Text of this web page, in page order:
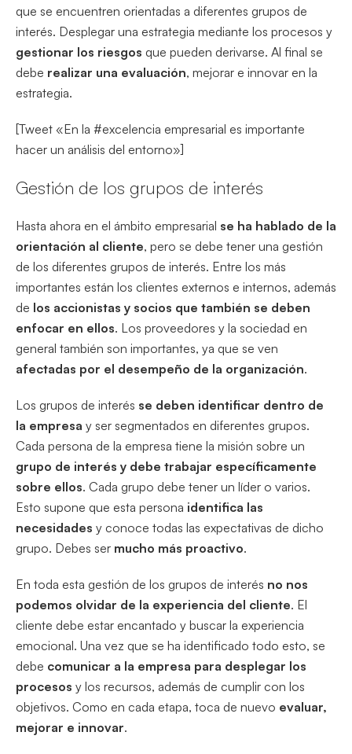
que se encuentren orientadas a diferentes grupos de
interés. Desplegar una estrategia mediante los procesos y
gestionar los riesgos que pueden derivarse. Al final se
debe realizar una evaluación, mejorar e innovar en la
estrategia.
[Tweet «En la #excelencia empresarial es importante
hacer un análisis del entorno»]
Gestión de los grupos de interés
Hasta ahora en el ámbito empresarial se ha hablado de la
orientación al cliente, pero se debe tener una gestión
de los diferentes grupos de interés. Entre los más
importantes están los clientes externos e internos, además
de los accionistas y socios que también se deben
enfocar en ellos. Los proveedores y la sociedad en
general también son importantes, ya que se ven
afectadas por el desempeño de la organización.
Los grupos de interés se deben identificar dentro de
la empresa y ser segmentados en diferentes grupos.
Cada persona de la empresa tiene la misión sobre un
grupo de interés y debe trabajar específicamente
sobre ellos. Cada grupo debe tener un líder o varios.
Esto supone que esta persona identifica las
necesidades y conoce todas las expectativas de dicho
grupo. Debes ser mucho más proactivo.
En toda esta gestión de los grupos de interés no nos
podemos olvidar de la experiencia del cliente. El
cliente debe estar encantado y buscar la experiencia
emocional. Una vez que se ha identificado todo esto, se
debe comunicar a la empresa para desplegar los
procesos y los recursos, además de cumplir con los
objetivos. Como en cada etapa, toca de nuevo evaluar,
mejorar e innovar.